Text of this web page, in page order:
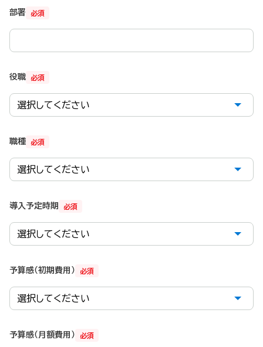
必須
部署
必須
役職
必須
職種
必須
導入予定時期
必須
予算感（初期費用）
必須
予算感（月額費用）